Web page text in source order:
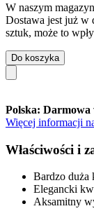
W naszym
Dostawa jest już w
sztuk, może to
Do koszyka
Polska: Darmowa
Więcej informacji
Właściwości i
Bardzo duża
Elegancki
Aksamitny